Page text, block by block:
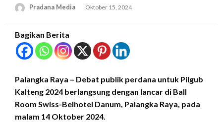
Pradana Media Oktober 15, 2024
Bagikan Berita
Palangka Raya – Debat publik perdana untuk Pilgub
Kalteng 2024 berlangsung dengan lancar di Ball
Room Swiss-Belhotel Danum, Palangka Raya, pada
malam 14 Oktober 2024.